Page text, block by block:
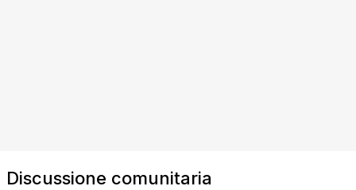
Discussione comunitaria